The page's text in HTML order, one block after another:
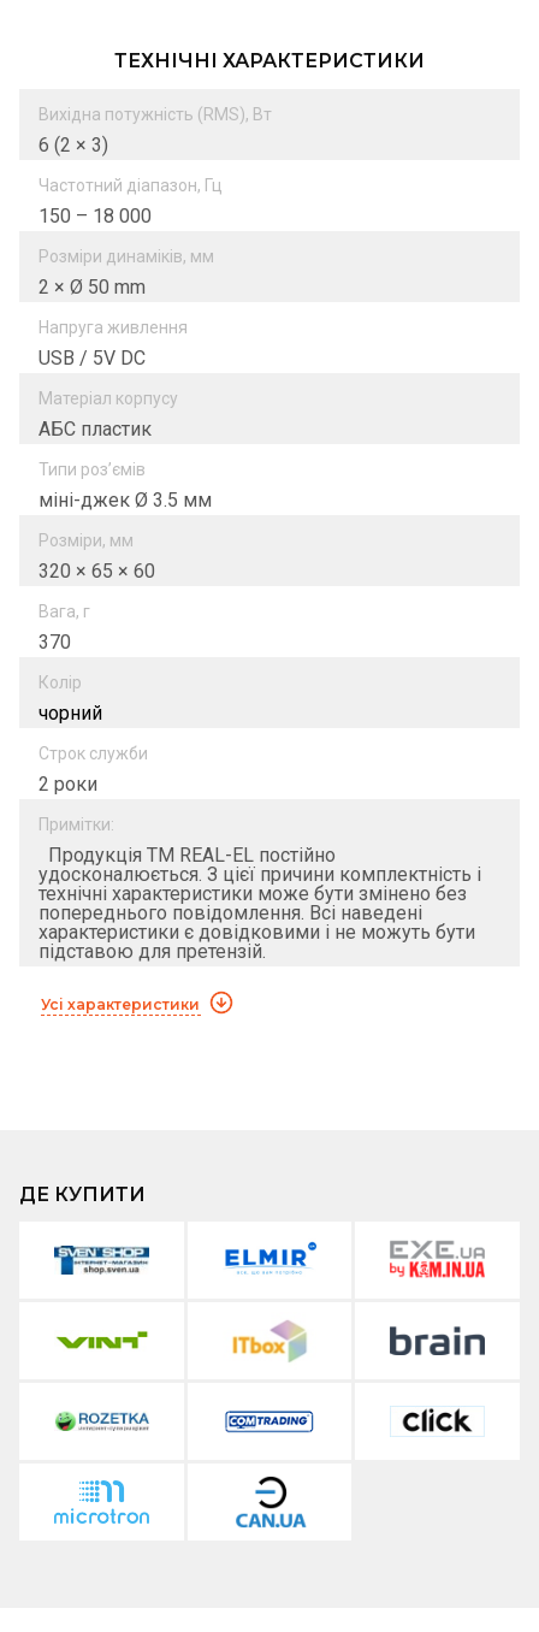
ТЕХНІЧНІ ХАРАКТЕРИСТИКИ
Вихідна потужність (RMS), Вт
6 (2 × 3)
Частотний діапазон, Гц
150 – 18 000
Розміри динаміків, мм
2 × Ø 50 mm
Напруга живлення
USB / 5V DC
Матеріал корпусу
AБС пластик
Типи роз’ємів
міні-джек Ø 3.5 мм
Розміри, мм
320 × 65 × 60
Вага, г
370
Колір
чорний
Строк служби
2 роки
Примітки:
Продукція ТМ REAL-EL постійно
удосконалюється. З цієї причини комплектність і
технічні характеристики може бути змінено без
попереднього повідомлення. Всі наведені
характеристики є довідковими і не можуть бути
підставою для претензій.
Усі характеристики
ДЕ КУПИТИ